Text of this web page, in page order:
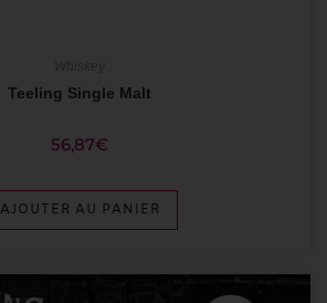
Teeling Single Malt
56,87€
AJOUTER AU PANIER